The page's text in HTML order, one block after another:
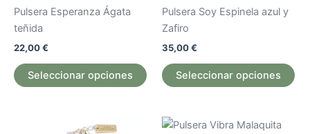
Pulsera Esperanza Ágata
teñida
22,00€
Seleccionar opciones
página
de
producto
Pulsera Soy Espinela azul y
Zafiro
35,00€
Seleccionar opciones
de
Este